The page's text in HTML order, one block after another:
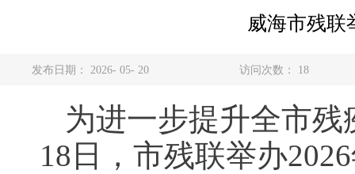
威海市残联
发布日期： 2026- 05- 20 访问次数： 18
为进一步提升全市
18日，市残联举办